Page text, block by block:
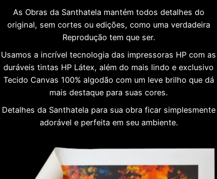
As Obras da Santhatela mantém todos detalhes do
original, sem cortes ou edições, como uma verdadeira
Reprodução tem que ser.
Usamos a incrível tecnologia das impressoras HP com as
duráveis tintas HP Látex, além do mais lindo e exclusivo
Tecido Canvas 100% algodão com um leve brilho que dá
mais destaque para suas cores.
Detalhes da Santhatela para sua obra ficar simplesmente
adorável e perfeita em seu ambiente.